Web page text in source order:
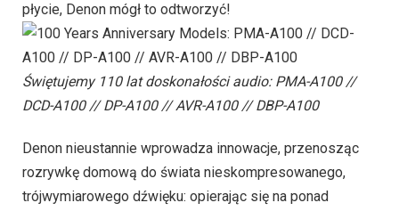
płycie, Denon mógł to odtworzyć!
Świętujemy 110 lat doskonałości audio: PMA-A100 //
DCD-A100 // DP-A100 // AVR-A100 // DBP-A100
Denon nieustannie wprowadza innowacje, przenosząc
rozrywkę domową do świata nieskompresowanego,
trójwymiarowego dźwięku: opierając się na ponad